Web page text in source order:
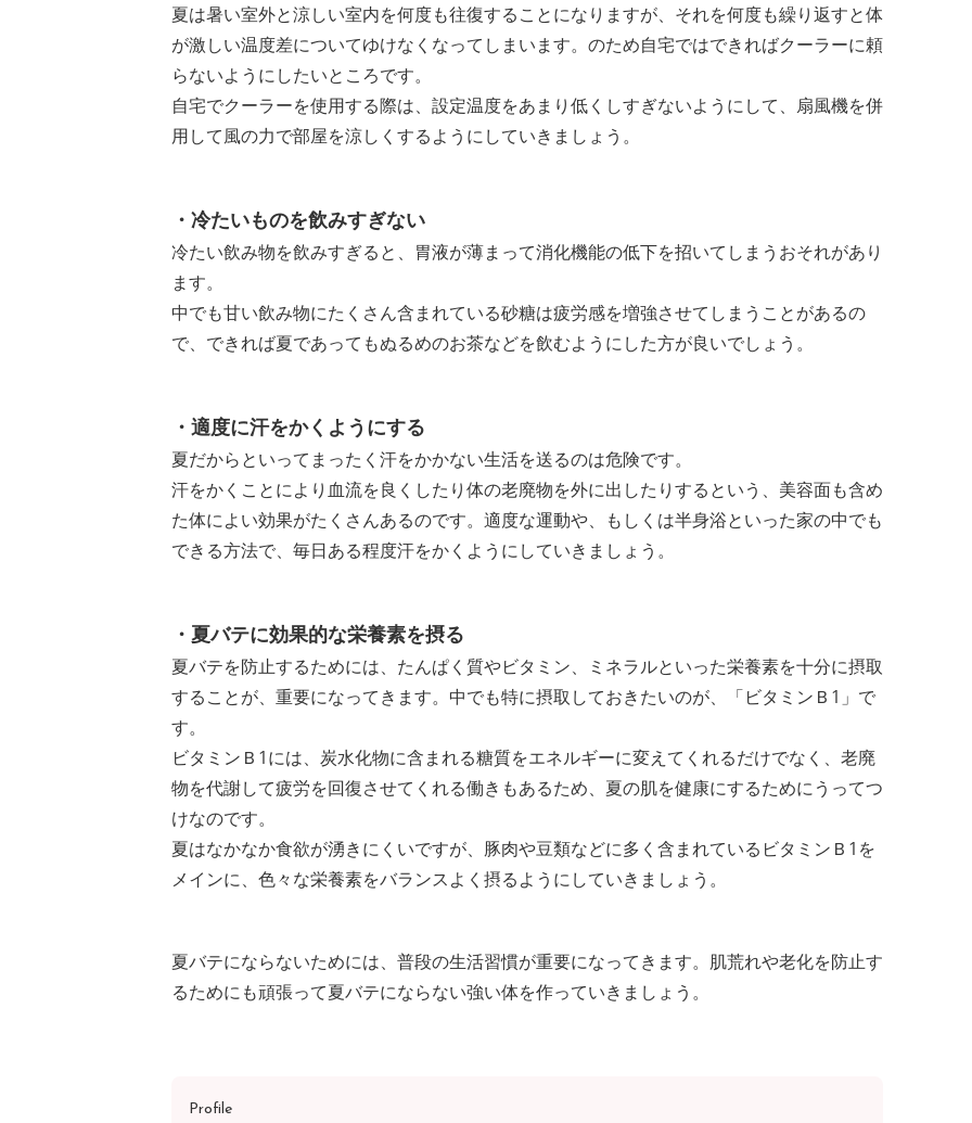
夏は暑い室外と涼しい室内を何度も往復することになりますが、それを何度も繰り返すと体
が激しい温度差についてゆけなくなってしまいます。のため自宅ではできればクーラーに頼
らないようにしたいところです。
自宅でクーラーを使用する際は、設定温度をあまり低くしすぎないようにして、扇風機を併
用して風の力で部屋を涼しくするようにしていきましょう。
・冷たいものを飲みすぎない
冷たい飲み物を飲みすぎると、胃液が薄まって消化機能の低下を招いてしまうおそれがあり
ます。
中でも甘い飲み物にたくさん含まれている砂糖は疲労感を増強させてしまうことがあるの
で、できれば夏であってもぬるめのお茶などを飲むようにした方が良いでしょう。
・適度に汗をかくようにする
夏だからといってまったく汗をかかない生活を送るのは危険です。
汗をかくことにより血流を良くしたり体の老廃物を外に出したりするという、美容面も含め
た体によい効果がたくさんあるのです。適度な運動や、もしくは半身浴といった家の中でも
できる方法で、毎日ある程度汗をかくようにしていきましょう。
・夏バテに効果的な栄養素を摂る
夏バテを防止するためには、たんぱく質やビタミン、ミネラルといった栄養素を十分に摂取
することが、重要になってきます。中でも特に摂取しておきたいのが、「ビタミンＢ1」で
す。
ビタミンＢ1には、炭水化物に含まれる糖質をエネルギーに変えてくれるだけでなく、老廃
物を代謝して疲労を回復させてくれる働きもあるため、夏の肌を健康にするためにうってつ
けなのです。
夏はなかなか食欲が湧きにくいですが、豚肉や豆類などに多く含まれているビタミンＢ1を
メインに、色々な栄養素をバランスよく摂るようにしていきましょう。
夏バテにならないためには、普段の生活習慣が重要になってきます。肌荒れや老化を防止す
るためにも頑張って夏バテにならない強い体を作っていきましょう。
Profile